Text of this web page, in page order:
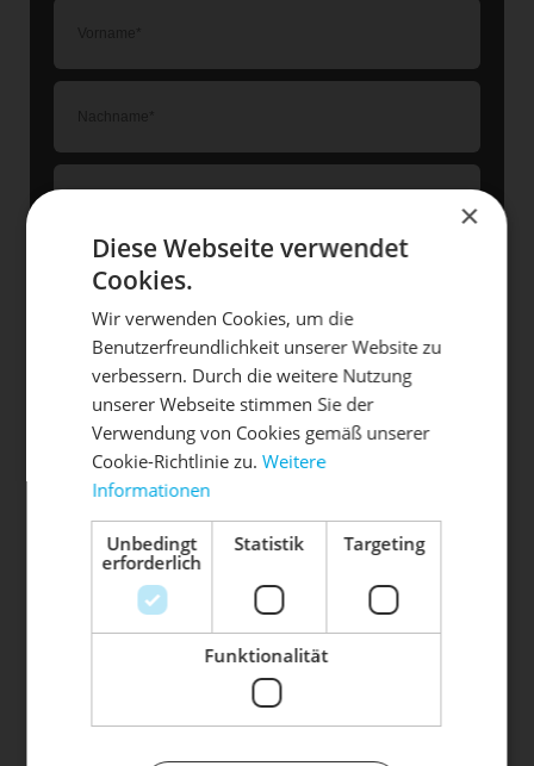
Die mit einem * markierten Felder sind Pflichtfelder.
TERMIN ANFRAGEN
Termine sind erst nach schriftlicher Bestätigung
akzeptieren Sie automatisch unsereAGB
X
DIE SONNE LACHT, DEIN
RAD ERWACHT
Mach dein Bike frühlingsfit - gönn
ihm den Service, den es verdient!
Dein Bike braucht Service, Wartung
oder ein Update?
Buche dir jetzt deinen Termin.
×
Diese Webseite verwendet
Cookies.
Wir verwenden Cookies, um die
Benutzerfreundlichkeit unserer Website zu
verbessern. Durch die weitere Nutzung
unserer Webseite stimmen Sie der
Verwendung von Cookies gemäß unserer
Cookie-Richtlinie zu.Weitere
Informationen
Unbedingt
erforderlich
Statistik Targeting
Funktionalität